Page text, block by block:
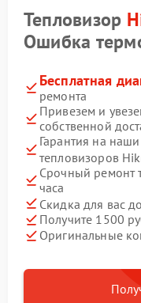
Тепловизор
Ошибка
Бесплатная
ремонта
Привезем и
собственной
Гарантия на
тепловизоров
Срочный ремонт
часа
Скидка для вас до
Получите 1500
Оригинальные